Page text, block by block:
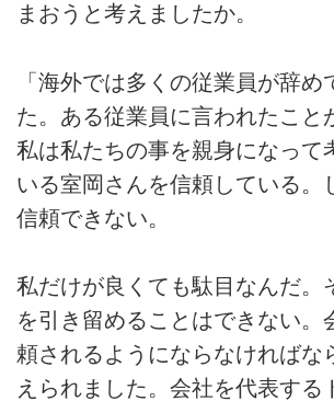
まおうと考えましたか。
「海外では多くの従業員が辞め
た。ある従業員に言われたこと
私は私たちの事を親身になって
いる室岡さんを信頼している。
信頼できない。
私だけが良くても駄目なんだ。
を引き留めることはできない。
頼されるようにならなければな
えられました。会社を代表する